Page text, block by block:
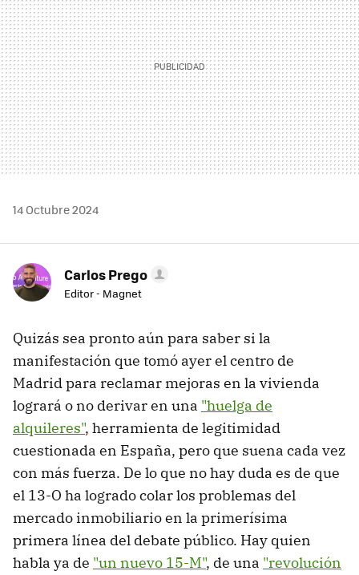
14 Octubre 2024
Carlos Prego
Editor - Magnet
Quizás sea pronto aún para saber si la
manifestación que tomó ayer el centro de
Madrid para reclamar mejoras en la vivienda
logrará o no derivar en una "huelga de
alquileres", herramienta de legitimidad
cuestionada en España, pero que suena cada vez
con más fuerza. De lo que no hay duda es de que
el 13-O ha logrado colar los problemas del
mercado inmobiliario en la primerísima
primera línea del debate público. Hay quien
habla ya de "un nuevo 15-M", de una "revolución